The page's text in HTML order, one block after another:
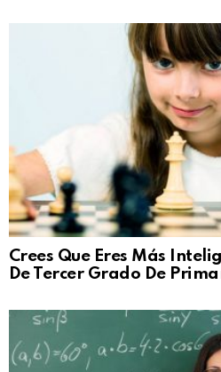
Crees Que Eres Más
De Tercer Grado De